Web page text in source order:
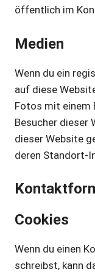
öffentlich im
Medien
Wenn du ein
auf diese
Fotos mit einem
Besucher dieser
dieser Website
deren Standort-
Cookies
Wenn du einen
schreibst, kann